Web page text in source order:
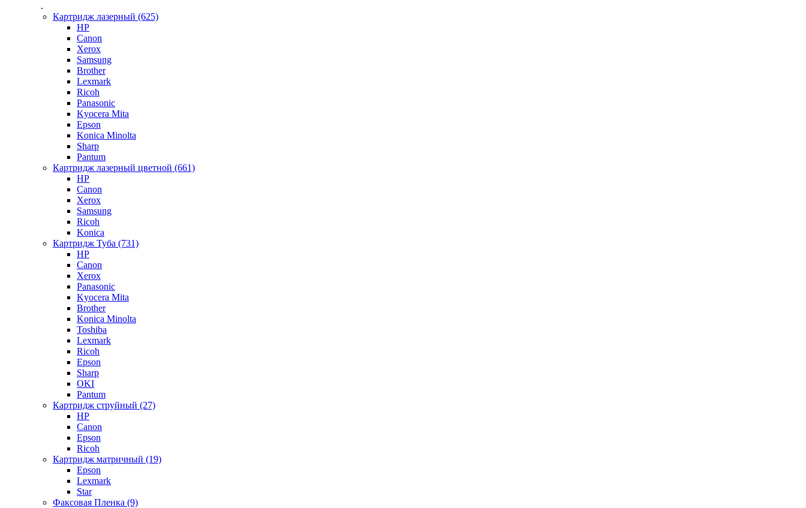
.
Картридж лазерный (625)
HP
Canon
Xerox
Samsung
Brother
Lexmark
Ricoh
Panasonic
Kyocera Mita
Epson
Konica Minolta
Sharp
Pantum
Картридж лазерный цветной (661)
HP
Canon
Xerox
Samsung
Ricoh
Konica
Картридж Туба (731)
HP
Canon
Xerox
Panasonic
Kyocera Mita
Brother
Konica Minolta
Toshiba
Lexmark
Ricoh
Epson
Sharp
OKI
Pantum
Картридж струйный (27)
HP
Canon
Epson
Ricoh
Картридж матричный (19)
Epson
Lexmark
Star
Факсовая Пленка (9)